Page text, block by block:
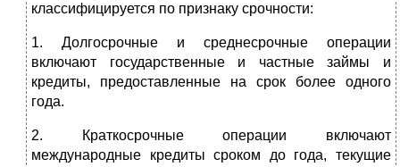
классифицируется по признаку срочности:
1. Долгосрочные и среднесрочные операции
включают государственные и частные займы и
кредиты, предоставленные на срок более одного
года.
2. Краткосрочные операции включают
международные кредиты сроком до года, текущие